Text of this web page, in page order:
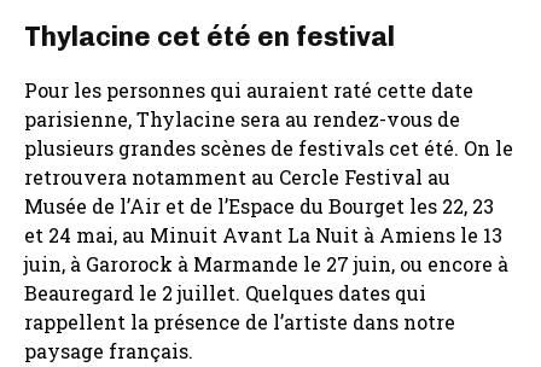
Thylacine cet été en festival
Pour les personnes qui auraient raté cette date
parisienne, Thylacine sera au rendez-vous de
plusieurs grandes scènes de festivals cet été. On le
retrouvera notamment au Cercle Festival au
Musée de l’Air et de l’Espace du Bourget les 22, 23
et 24 mai, au Minuit Avant La Nuit à Amiens le 13
juin, à Garorock à Marmande le 27 juin, ou encore à
Beauregard le 2 juillet. Quelques dates qui
rappellent la présence de l’artiste dans notre
paysage français.